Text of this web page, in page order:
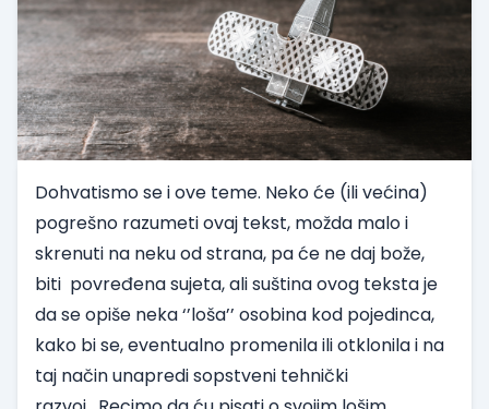
Dohvatismo se i ove teme. Neko će (ili većina)
pogrešno razumeti ovaj tekst, možda malo i
skrenuti na neku od strana, pa će ne daj bože,
biti povređena sujeta, ali suština ovog teksta je
da se opiše neka ‘’loša’’ osobina kod pojedinca,
kako bi se, eventualno promenila ili otklonila i na
taj način unapredi sopstveni tehnički